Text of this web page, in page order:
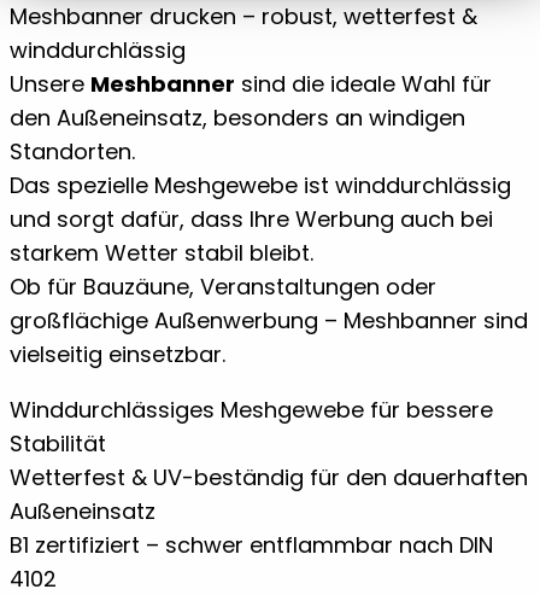
Meshbanner drucken – robust, wetterfest &
winddurchlässig
Unsere Meshbanner sind die ideale Wahl für
den Außeneinsatz, besonders an windigen
Standorten.
Das spezielle Meshgewebe ist winddurchlässig
und sorgt dafür, dass Ihre Werbung auch bei
starkem Wetter stabil bleibt.
Ob für Bauzäune, Veranstaltungen oder
großflächige Außenwerbung – Meshbanner sind
vielseitig einsetzbar.
Winddurchlässiges Meshgewebe für bessere
Stabilität
Wetterfest & UV-beständig für den dauerhaften
Außeneinsatz
B1 zertifiziert – schwer entflammbar nach DIN
4102